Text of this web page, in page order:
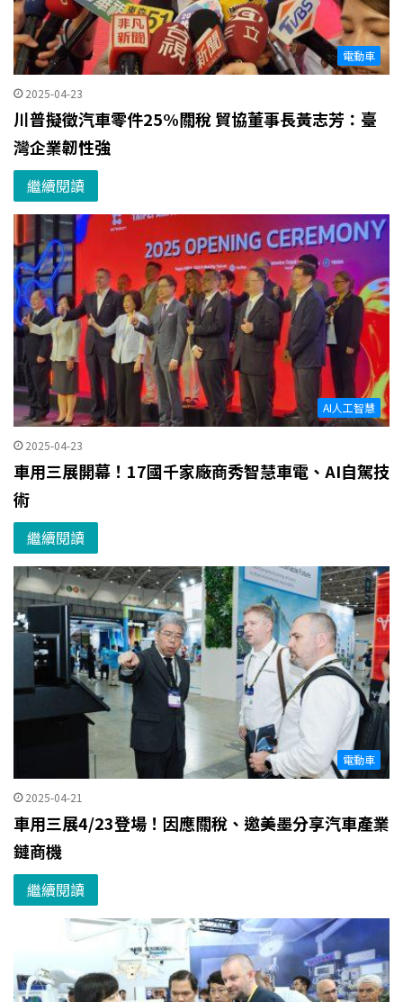
電動車
2025-04-23
川普擬徵汽車零件25%關稅 貿協董事長黃志芳：臺
灣企業韌性強
繼續閱讀
AI人工智慧
2025-04-23
車用三展開幕！17國千家廠商秀智慧車電、AI自駕技
術
繼續閱讀
電動車
2025-04-21
車用三展4/23登場！因應關稅、邀美墨分享汽車產業
鏈商機
繼續閱讀